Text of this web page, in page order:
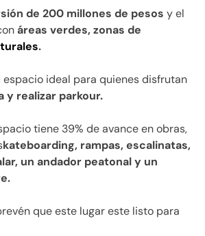
de 200 millones de pesos y el
áreas verdes, zonas de
.
espacio ideal para quienes disfrutan
y realizar parkour.
tiene 39% de avance en obras,
kateboarding, rampas, escalinatas,
un andador peatonal y un
que este lugar este listo para